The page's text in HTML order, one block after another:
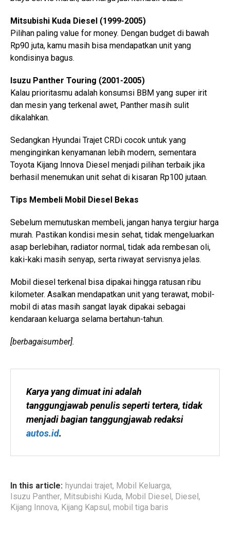
Mitsubishi Kuda Diesel (1999-2005)
Pilihan paling value for money. Dengan budget di bawah
Rp90 juta, kamu masih bisa mendapatkan unit yang
kondisinya bagus.
Isuzu Panther Touring (2001-2005)
Kalau prioritasmu adalah konsumsi BBM yang super irit
dan mesin yang terkenal awet, Panther masih sulit
dikalahkan.
Sedangkan Hyundai Trajet CRDi cocok untuk yang
menginginkan kenyamanan lebih modern, sementara
Toyota Kijang Innova Diesel menjadi pilihan terbaik jika
berhasil menemukan unit sehat di kisaran Rp100 jutaan.
Tips Membeli Mobil Diesel Bekas
Sebelum memutuskan membeli, jangan hanya tergiur harga
murah. Pastikan kondisi mesin sehat, tidak mengeluarkan
asap berlebihan, radiator normal, tidak ada rembesan oli,
kaki-kaki masih senyap, serta riwayat servisnya jelas.
Mobil diesel terkenal bisa dipakai hingga ratusan ribu
kilometer. Asalkan mendapatkan unit yang terawat, mobil-
mobil di atas masih sangat layak dipakai sebagai
kendaraan keluarga selama bertahun-tahun.
[berbagaisumber].
Karya yang dimuat ini adalah
tanggungjawab penulis seperti tertera, tidak
autos.id.
In this article: hyundai trajet, Mobil Keluarga,
Isuzu Panther, Mitsubishi Kuda, Mobil Diesel , Diesel ,
Kijang Innova, Kijang Kapsul , mobil tiga baris